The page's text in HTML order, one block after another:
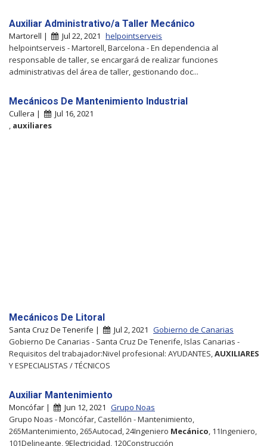
Auxiliar Administrativo/a Taller Mecánico
Martorell | Jul 22, 2021 helpointserveis
helpointserveis - Martorell, Barcelona - En dependencia al
responsable de taller, se encargará de realizar funciones
administrativas del área de taller, gestionando doc...
Mecánicos De Mantenimiento Industrial
Cullera |
Jul 16, 2021
auxiliares
Mecánicos De Litoral
Santa Cruz De Tenerife | Jul 2, 2021 Gobierno de Canarias
Gobierno De Canarias - Santa Cruz De Tenerife, Islas Canarias -
Requisitos del trabajador:Nivel profesional: AYUDANTES, AUXILIARES
Y ESPECIALISTAS / TÉCNICOS
Auxiliar Mantenimiento
Moncófar | Jun 12, 2021 Grupo Noas
Grupo Noas - Moncófar, Castellón - Mantenimiento,
265Mantenimiento, 265Autocad, 24Ingeniero Mecánico , 11Ingeniero,
101Delineante, 9Electricidad, 120Construcción